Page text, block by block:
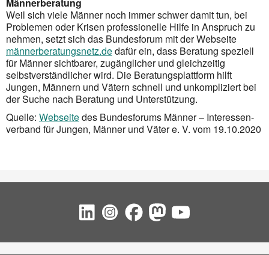
Weil sich viele Männer noch immer schwer damit tun, bei
Problemen oder Krisen professionelle Hilfe in Anspruch zu
nehmen, setzt sich das Bundesforum mit der Webseite
männerberatungsnetz.dedafür ein, dass Beratung speziell
für Männer sichtbarer, zugänglicher und gleichzeitig
selbstverständlicher wird. Die Beratungsplattform hilft
Jungen, Männern und Vätern schnell und unkompliziert bei
der Suche nach Beratung und Unterstützung.
Quelle: Webseitedes Bundesforums Männer – Interessen­
verband für Jungen, Männer und Väter e. V. vom 19.10.2020
Social Bookmarks